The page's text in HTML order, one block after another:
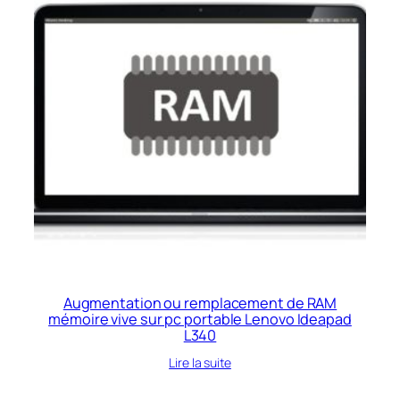
Augmentation ou remplacement de RAM
mémoire vive sur pc portable Lenovo Ideapad
L340
Lire la suite